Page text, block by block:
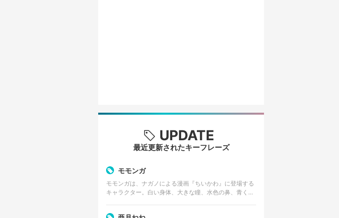
UPDATE
最近更新されたキーフレーズ
モモンガ
モモンガは、ナガノによる漫画『ちいかわ』に登場する
キャラクター。白い身体、大きな瞳、水色の鼻、青くふ